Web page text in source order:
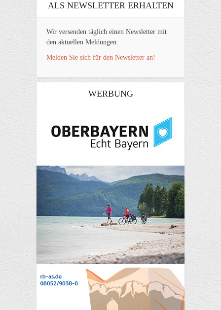
ALS NEWSLETTER ERHALTEN
Wir versenden täglich einen Newsletter mit
den aktuellen Meldungen.
Melden Sie sich für den Newsletter an!
WERBUNG